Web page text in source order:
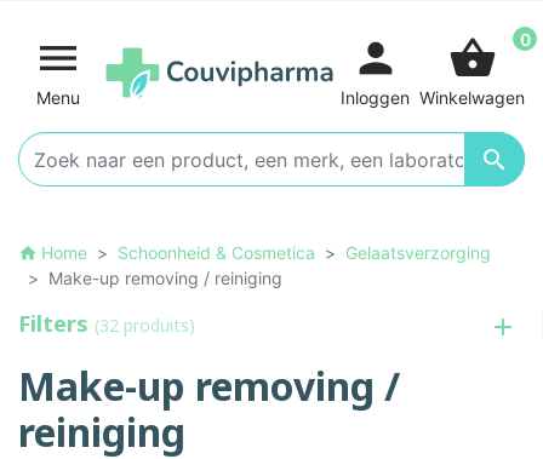

Menu

person
Inloggen
shopping_basket 0
Winkelwagen
home Home Schoonheid & Cosmetica
Gelaatsverzorging
Make-up removing / reiniging
Filters (32 produits)
Make-up removing /
reiniging